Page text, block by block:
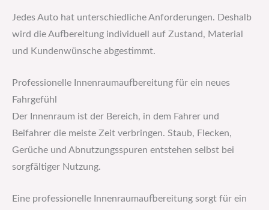
Jedes Auto hat unterschiedliche Anforderungen. Deshalb
wird die Aufbereitung individuell auf Zustand, Material
und Kundenwünsche abgestimmt.
Professionelle Innenraumaufbereitung für ein neues
Fahrgefühl
Der Innenraum ist der Bereich, in dem Fahrer und
Beifahrer die meiste Zeit verbringen. Staub, Flecken,
Gerüche und Abnutzungsspuren entstehen selbst bei
sorgfältiger Nutzung.
Eine professionelle Innenraumaufbereitung sorgt für ein